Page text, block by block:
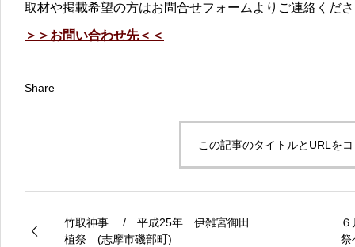
取材や掲載希望の方はお問合せフォームよりご連絡くだ
＞＞お問い合わせ先＜＜
Share
この記事のタイトルとURLを
竹取神事 / 平成25年 伊雑宮御田
植祭 (志摩市磯部町)
祭